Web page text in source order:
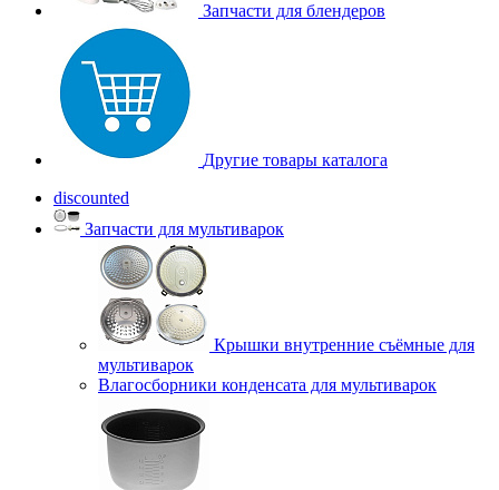
Запчасти для блендеров
Другие товары каталога
discounted
Запчасти для мультиварок
Крышки внутренние съёмные для
мультиварок
Влагосборники конденсата для мультиварок